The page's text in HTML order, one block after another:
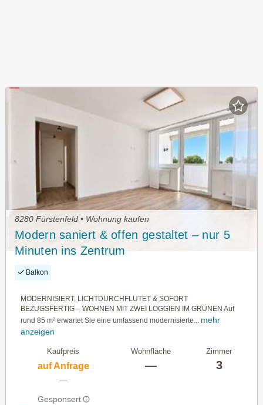
8280 Fürstenfeld • Wohnung kaufen
Modern saniert & offen gestaltet – nur 5
Minuten ins Zentrum
Balkon
MODERNISIERT, LICHTDURCHFLUTET & SOFORT
BEZUGSFERTIG – WOHNEN MIT ZWEI LOGGIEN IM GRÜNEN Auf
rund 85 m² erwartet Sie eine umfassend modernisierte... mehr
anzeigen
Kaufpreis
auf Anfrage
—
Gesponsert
Wohnfläche
—
Zimmer
3